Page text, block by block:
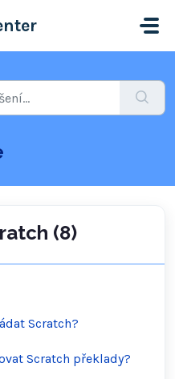
(8)
Scratch?
Scratch překlady?